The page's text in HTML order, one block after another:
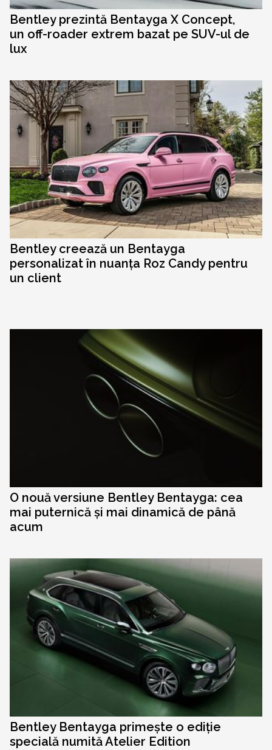
Bentley prezintă Bentayga X Concept,
un off-roader extrem bazat pe SUV-ul de
lux
Bentley creează un Bentayga
personalizat în nuanța Roz Candy pentru
un client
O nouă versiune Bentley Bentayga: cea
mai puternică și mai dinamică de până
acum
Bentley Bentayga primește o ediție
specială numită Atelier Edition